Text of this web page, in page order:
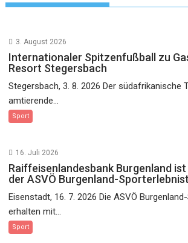
3. August 2026
Internationaler Spitzenfußball zu
Resort Stegersbach
Stegersbach, 3. 8. 2026 Der südafrikanische
amtierende...
Sport
16. Juli 2026
Raiffeisenlandesbank Burgenland
der ASVÖ Burgenland-
Eisenstadt, 16. 7. 2026 Die ASVÖ
erhalten mit...
Sport